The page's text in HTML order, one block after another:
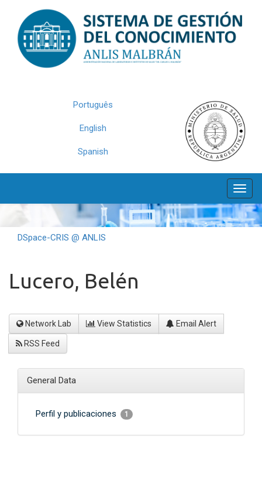
navigation
Português
English
Spanish
DSpace-CRIS @ ANLIS
Lucero, Belén
Network Lab View Statistics Email Alert
RSS Feed
General Data
Perfil y publicaciones 1